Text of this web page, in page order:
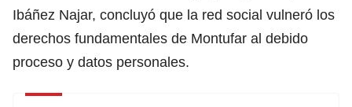
Ibáñez Najar, concluyó que la red social vulneró los
derechos fundamentales de Montufar al debido
proceso y datos personales.